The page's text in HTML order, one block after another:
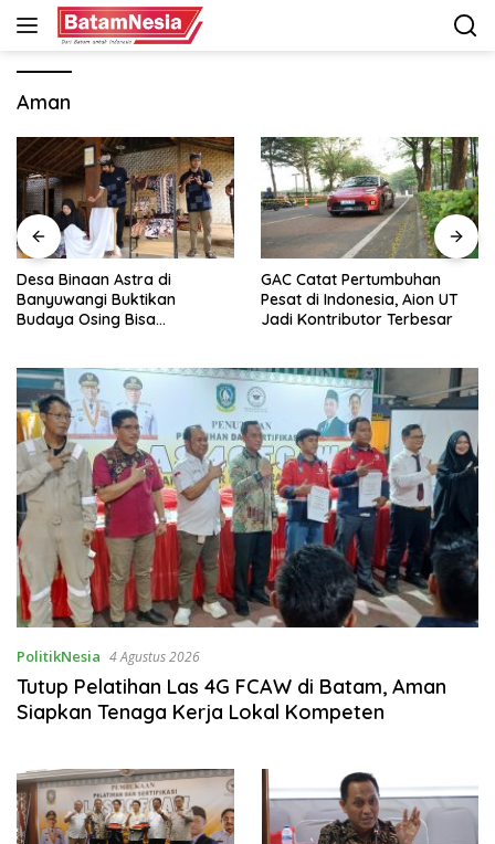
Langsung
Aman
Desa Binaan Astra di
Banyuwangi Buktikan
Budaya Osing Bisa
GAC Catat Pertumbuhan
Pesat di Indonesia, Aion UT
Jadi Kontributor Terbesar
PolitikNesia 4 Agustus 2026
Tutup Pelatihan Las 4G FCAW di Batam, Aman
Siapkan Tenaga Kerja Lokal Kompeten